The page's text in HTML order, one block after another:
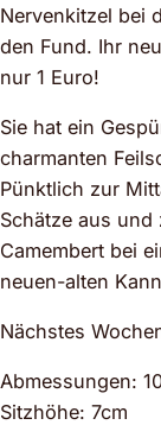
Nervenkitzel bei
den Fund. Ihr
nur 1 Euro!
Sie hat ein
charmanten
Pünktlich zur
Schätze aus und
Camembert bei
neuen-alten
Nächstes
Abmessungen:
Sitzhöhe: 7cm